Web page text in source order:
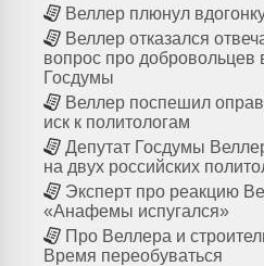
Веллер плюнул
Веллер отказался
вопрос про добровольцев
Госдумы
Веллер поспешил
иск к политологам
Депутат Госдумы
на двух российских
Эксперт про реакцию
«Анафемы испугался»
Про Веллера и
Время переобуваться